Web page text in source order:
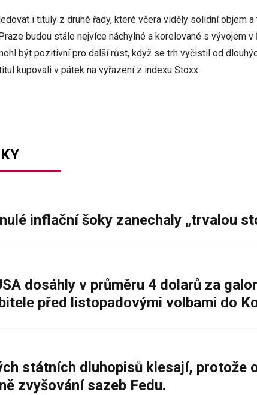
i tituly z druhé řady, které včera viděly solidní objem a
budou stále nejvíce náchylné a korelované s vývojem v
být pozitivní pro další růst, když se trh vyčistil od
kupovali v pátek na vyřazení z indexu Stoxx.
inflační šoky zanechaly „trvalou
dosáhly v průměru 4 dolarů za
před listopadovými volbami do
státních dluhopisů klesají, protože
zvyšování sazeb Fedu.